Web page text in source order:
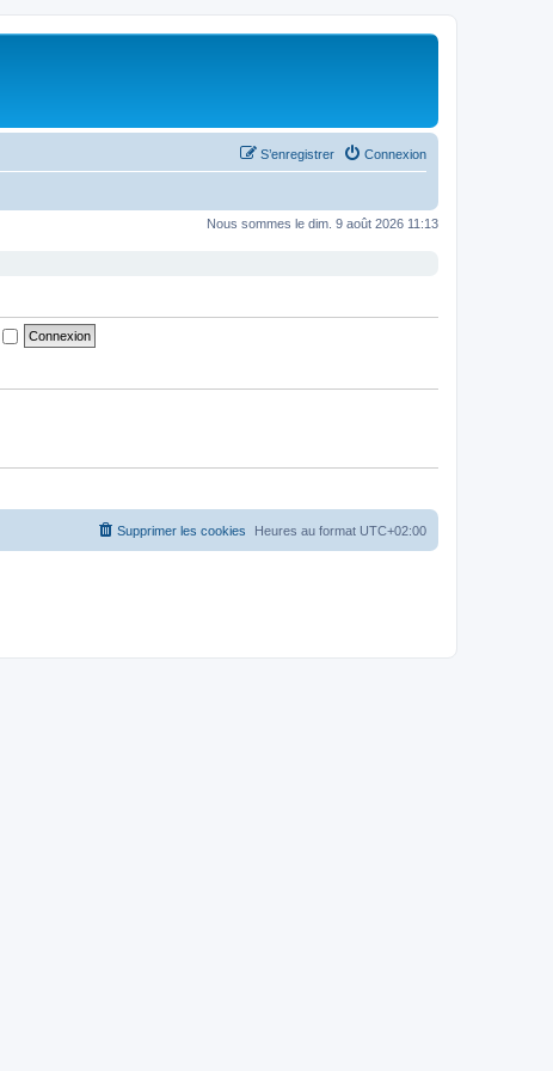
Connexion
S’enregistrer
Nous sommes le dim. 9 août 2026 11:13
Heures au format UTC+02:00
Supprimer les cookies